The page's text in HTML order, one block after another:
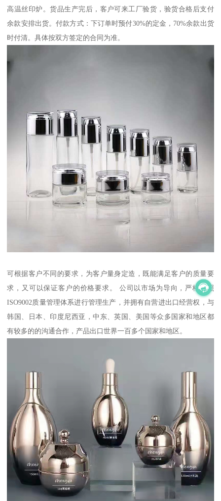
高温丝印炉。货品生产完后，客户可来工厂验货，验货合格后支付
余款安排出货。付款方式：下订单时预付30%的定金，70%余款出货
时付清。具体按双方签定的合同为准。
可根据客户不同的要求，为客户量身定造，既能满足客户的质量要
求，又可以保证客户的价格要求。 公司以市场为导向，严格按照
ISO9002质量管理体系进行管理生产，并拥有自营进出口经营权，与
韩国、日本、印度尼西亚，中东、英国、美国等众多国家和地区都
有较多的的沟通合作，产品出口世界一百多个国家和地区。